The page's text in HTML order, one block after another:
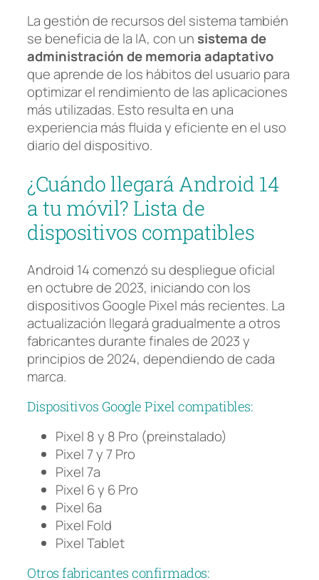
La gestión de recursos del sistema también
se beneficia de la IA, con un sistema de
administración de memoria adaptativo
que aprende de los hábitos del usuario para
optimizar el rendimiento de las aplicaciones
más utilizadas. Esto resulta en una
experiencia más fluida y eficiente en el uso
diario del dispositivo.
¿Cuándo llegará Android 14
a tu móvil? Lista de
dispositivos compatibles
Android 14 comenzó su despliegue oficial
en octubre de 2023, iniciando con los
dispositivos Google Pixel más recientes. La
actualización llegará gradualmente a otros
fabricantes durante finales de 2023 y
principios de 2024, dependiendo de cada
marca.
Dispositivos Google Pixel compatibles:
Pixel 8 y 8 Pro (preinstalado)
Pixel 7 y 7 Pro
Pixel 7a
Pixel 6 y 6 Pro
Pixel 6a
Pixel Fold
Pixel Tablet
Otros fabricantes confirmados: